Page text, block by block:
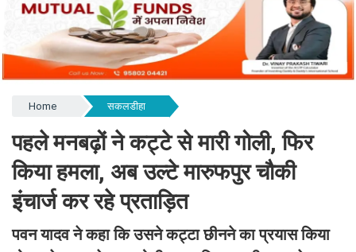
Home सकलडीहा
पहले मनबढ़ों ने कट्टे से मारी गोली, फिर
किया हमला, अब उल्टे मारुफपुर चौकी
इंचार्ज कर रहे प्रताड़ित
पवन यादव ने कहा कि उसने कट्टा छीनने का प्रयास किया